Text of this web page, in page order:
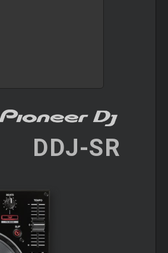
DDJ-SR